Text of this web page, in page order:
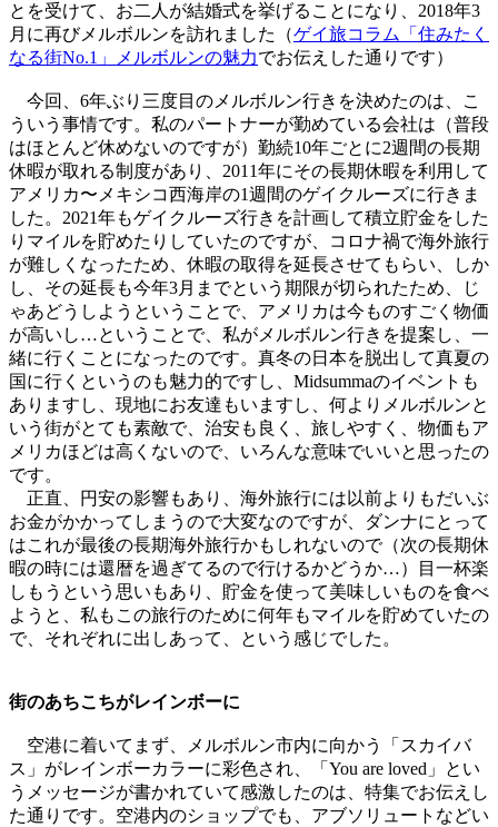
とを受けて、お二人が結婚式を挙げることになり、2018年3
月に再びメルボルンを訪れました（ゲイ旅コラム「住みたく
なる街No.1」メルボルンの魅力でお伝えした通りです）
今回、6年ぶり三度目のメルボルン行きを決めたのは、こ
ういう事情です。私のパートナーが勤めている会社は（普段
はほとんど休めないのですが）勤続10年ごとに2週間の長期
休暇が取れる制度があり、2011年にその長期休暇を利用して
アメリカ〜メキシコ西海岸の1週間のゲイクルーズに行きま
した。2021年もゲイクルーズ行きを計画して積立貯金をした
りマイルを貯めたりしていたのですが、コロナ禍で海外旅行
が難しくなったため、休暇の取得を延長させてもらい、しか
し、その延長も今年3月までという期限が切られたため、じ
ゃあどうしようということで、アメリカは今ものすごく物価
が高いし…ということで、私がメルボルン行きを提案し、一
緒に行くことになったのです。真冬の日本を脱出して真夏の
国に行くというのも魅力的ですし、Midsummaのイベントも
ありますし、現地にお友達もいますし、何よりメルボルンと
いう街がとても素敵で、治安も良く、旅しやすく、物価もア
メリカほどは高くないので、いろんな意味でいいと思ったの
です。
正直、円安の影響もあり、海外旅行には以前よりもだいぶ
お金がかかってしまうので大変なのですが、ダンナにとって
はこれが最後の長期海外旅行かもしれないので（次の長期休
暇の時には還暦を過ぎてるので行けるかどうか…）目一杯楽
しもうという思いもあり、貯金を使って美味しいものを食べ
ようと、私もこの旅行のために何年もマイルを貯めていたの
で、それぞれに出しあって、という感じでした。
街のあちこちがレインボーに
空港に着いてまず、メルボルン市内に向かう「スカイバ
ス」がレインボーカラーに彩色され、「You are loved」とい
うメッセージが書かれていて感激したのは、特集でお伝えし
た通りです。空港内のショップでも、アブソリュートなどい